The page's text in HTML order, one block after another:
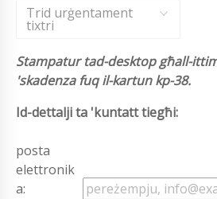
Trid urġentament
tixtri
Stampatur tad-desktop għall-
'skadenza fuq il-kartun kp-38.
Id-dettalji ta 'kuntatt tiegħi:
posta
elettronik
a: